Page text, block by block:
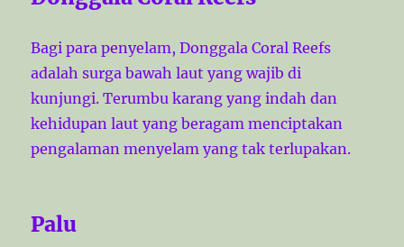
Bagi para penyelam, Donggala Coral Reefs
adalah surga bawah laut yang wajib di
kunjungi. Terumbu karang yang indah dan
kehidupan laut yang beragam menciptakan
pengalaman menyelam yang tak terlupakan.
Palu